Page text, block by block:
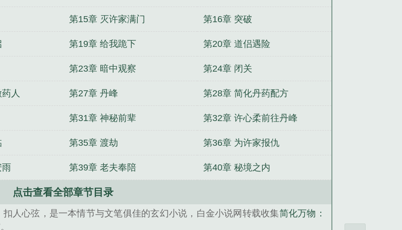
第15章 灭许家满门 第16章 突破
第19章 给我跪下 第20章 道侣遇险
第23章 暗中观察 第24章 闭关
人 第27章 丹峰 第28章 简化丹药配方
第31章 神秘前辈 第32章 许心柔前往丹峰
第35章 渡劫 第36章 为许家报仇
雨 第39章 老夫奉陪 第40章 秘境之内
点击查看全部章节目录
扣人心弦，是一本情节与文笔俱佳的玄幻小说，白金小说网转载收集简化万物：